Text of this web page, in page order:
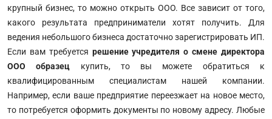
крупный бизнес, то можно открыть ООО. Все зависит от того,
какого результата предприниматели хотят получить. Для
ведения небольшого бизнеса достаточно зарегистрировать ИП.
Если вам требуется решение учредителя о смене директора
ООО образец купить, то вы можете обратиться к
квалифицированным специалистам нашей компании.
Например, если ваше предприятие переезжает на новое место,
то потребуется оформить документы по новому адресу. Любые